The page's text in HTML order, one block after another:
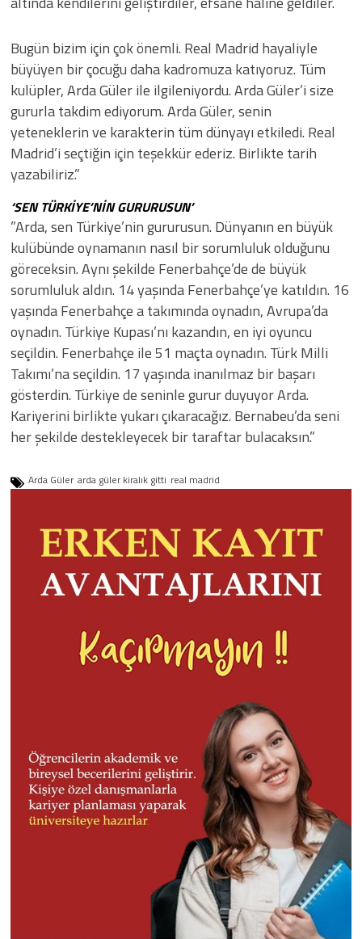
Bugün bizim için çok önemli. Real Madrid hayaliyle
büyüyen bir çocuğu daha kadromuza katıyoruz. Tüm
kulüpler, Arda Güler ile ilgileniyordu. Arda Güler’i size
gururla takdim ediyorum. Arda Güler, senin
yeteneklerin ve karakterin tüm dünyayı etkiledi. Real
Madrid’i seçtiğin için teşekkür ederiz. Birlikte tarih
yazabiliriz.”
‘SEN TÜRKİYE’NİN GURURUSUN’
”Arda, sen Türkiye’nin gururusun. Dünyanın en büyük
kulübünde oynamanın nasıl bir sorumluluk olduğunu
göreceksin. Aynı şekilde Fenerbahçe’de de büyük
sorumluluk aldın. 14 yaşında Fenerbahçe’ye katıldın. 16
yaşında Fenerbahçe a takımında oynadın, Avrupa’da
oynadın. Türkiye Kupası’nı kazandın, en iyi oyuncu
seçildin. Fenerbahçe ile 51 maçta oynadın. Türk Milli
Takımı’na seçildin. 17 yaşında inanılmaz bir başarı
gösterdin. Türkiye de seninle gurur duyuyor Arda.
Kariyerini birlikte yukarı çıkaracağız. Bernabeu’da seni
her şekilde destekleyecek bir taraftar bulacaksın.”
Arda Güler arda güler kiralık gitti real madrid